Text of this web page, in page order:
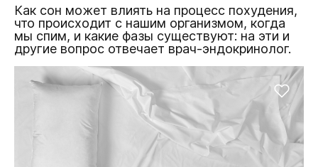
Как сон может влиять на процесс похудения,
что происходит с нашим организмом, когда
мы спим, и какие фазы существуют: на эти и
другие вопрос отвечает врач-эндокринолог.